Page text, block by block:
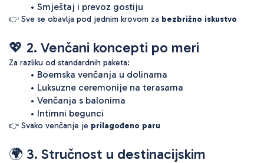
Smještaj i prevoz gostiju
👉 Sve se obavlja pod jednim krovom za bezbrižno iskustvo
💖 2. Venčani koncepti po meri
Za razliku od standardnih paketa:
Boemska venčanja u dolinama
Luksuzne ceremonije na terasama
Venčanja s balonima
Intimni begunci
👉 Svako venčanje je prilagođeno paru
🌍 3. Stručnost u destinacijskim